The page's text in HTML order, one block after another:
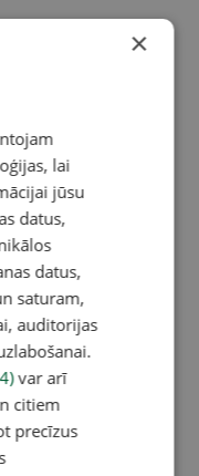
×
lai
jūsu
datus,
datus,
saturam,
auditorijas
var arī
citiem
precīzus